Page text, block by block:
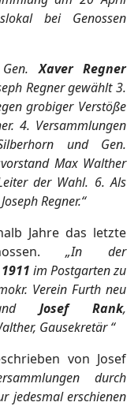
bei Genossen
Gen.Xaver Regner
Regner gewählt 3.
grobiger Verstöße
4. Versammlungen
und Gen.
Max Walther
der Wahl. 6. Als
Regner.“
Jahre das letzte
„In der
im Postgarten zu
Verein Furth neu
Josef Rank,
Gausekretär “
von Josef
durch
jedesmal erschienen